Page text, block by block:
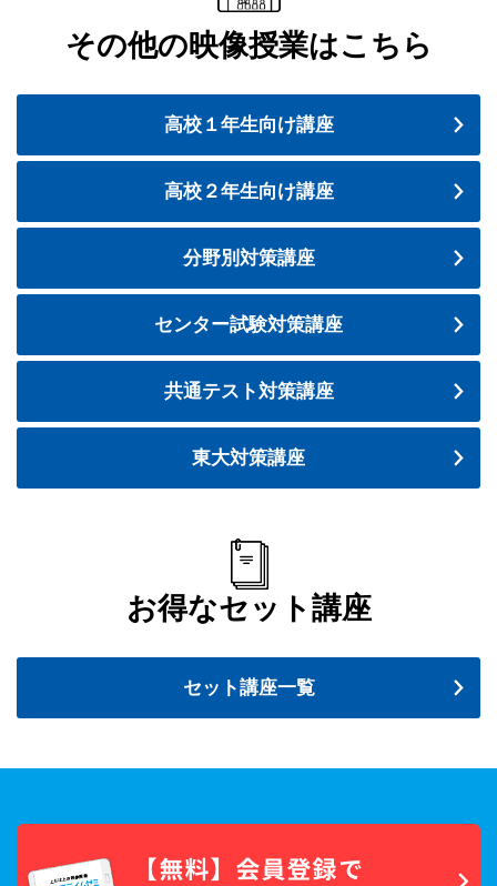
その他の映像授業はこちら
高校１年生向け講座
高校２年生向け講座
分野別対策講座
センター試験対策講座
共通テスト対策講座
東大対策講座
お得なセット講座
セット講座一覧